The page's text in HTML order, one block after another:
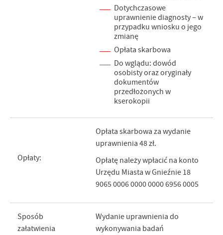
Dotychczasowe
uprawnienie diagnosty – w
przypadku wniosku o jego
zmianę
Opłata skarbowa
Do wglądu: dowód
osobisty oraz oryginały
dokumentów
przedłożonych w
kserokopii
Opłaty:
Opłata skarbowa za wydanie
uprawnienia 48 zł.
Opłatę należy wpłacić na konto
Urzędu Miasta w Gnieźnie 18
9065 0006 0000 0000 6956 0005
Sposób
załatwienia
Wydanie uprawnienia do
wykonywania badań